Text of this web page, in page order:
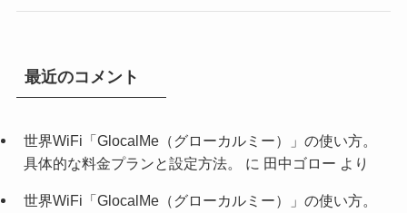
最近のコメント
世界WiFi「GlocalMe（グローカルミー）」の使い方。
具体的な料金プランと設定方法。
に 田中ゴロー より
世界WiFi「GlocalMe（グローカルミー）」の使い方。